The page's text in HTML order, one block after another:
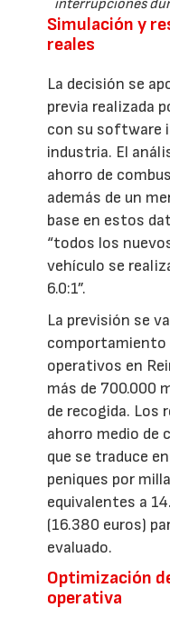
interrupciones
Simulación y
reales
La decisión se
previa realizada
con su software
industria. El
ahorro de
además de un
base en estos
“todos los
vehículo se
6.0:1”.
La previsión se
comportamiento
operativos en
más de 700.000
de recogida. Los
ahorro medio de
que se traduce
peniques por
equivalentes a
(16.380 euros)
evaluado.
Optimización
operativa